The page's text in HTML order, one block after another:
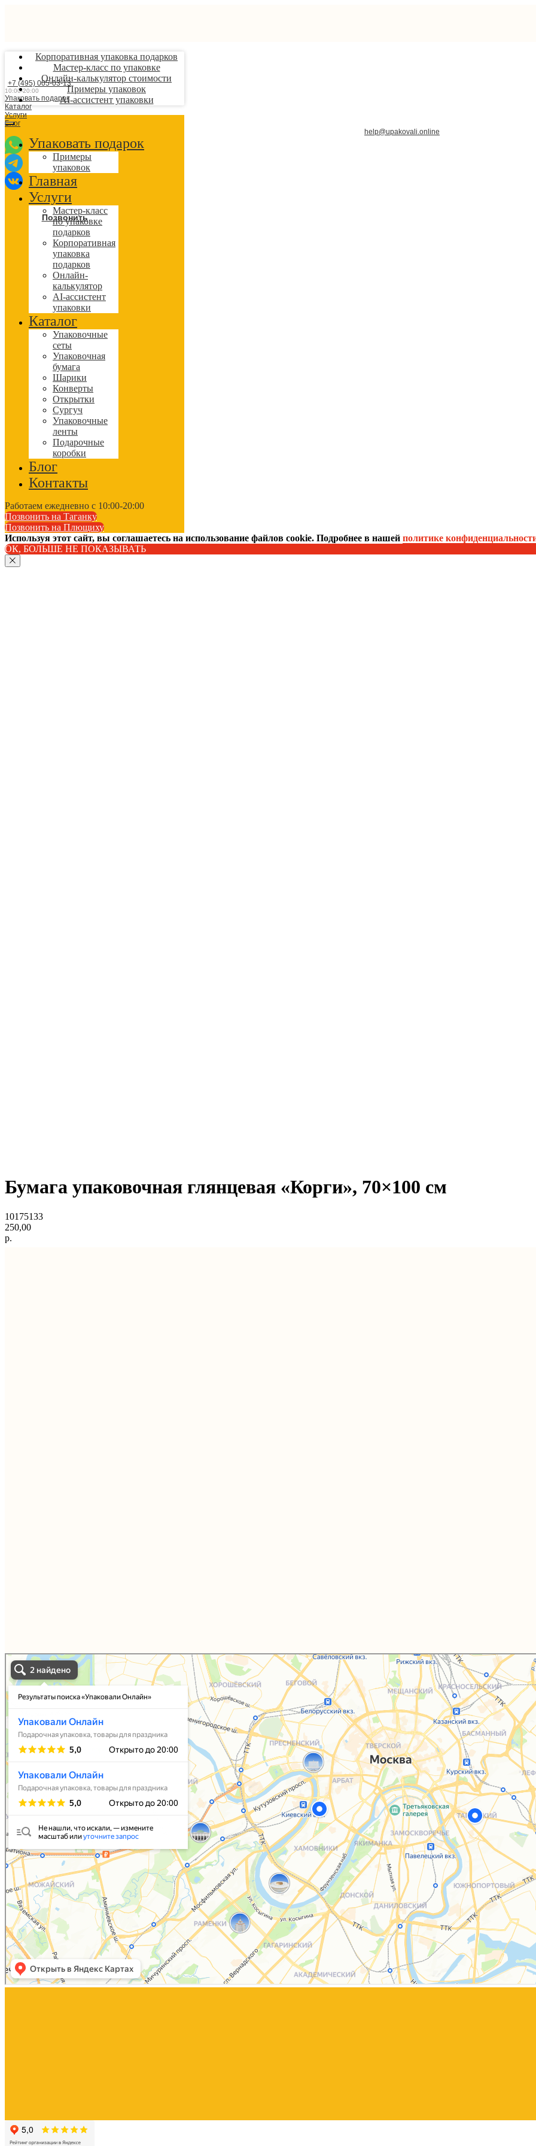
+7 (495) 005-03-13
10:00-20:00
Упаковать подарок
Каталог
Услуги
Блог
help@upakovali.online
Позвонить
Корпоративная упаковка подарков
Мастер-класс по упаковке
Онлайн-калькулятор стоимости
Примеры упаковок
AI-ассистент упаковки
Упаковать подарок
Примеры
упаковок
Главная
Услуги
Мастер-класс
по упаковке
подарков
Корпоративная
упаковка
подарков
Онлайн-
калькулятор
AI-ассистент
упаковки
Каталог
Упаковочные
сеты
Упаковочная
бумага
Шарики
Конверты
Открытки
Сургуч
Упаковочные
ленты
Подарочные
коробки
Блог
Контакты
Работаем ежедневно с 10:00-20:00
Позвонить на Таганку
Позвонить на Плющиху
Используя этот сайт, вы соглашаетесь на использование файлов cookie. Подробнее в нашей политике
ОК, БОЛЬШЕ НЕ ПОКАЗЫВАТЬ
Бумага упаковочная глянцевая «Корги», 70×100 см
10175133
250,00
р.
Упаковали Онлайн в Москве
Москва